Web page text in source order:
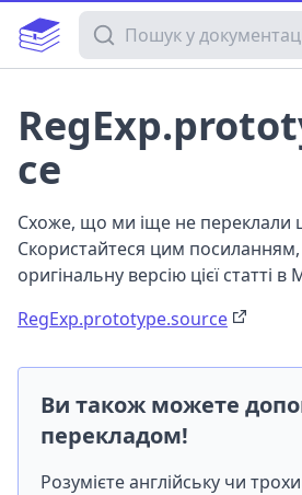
Пошук у документації
ce
Схоже, що ми іще не переклали
Скористайтеся цим
оригінальну версію цієї статті в
RegExp.prototype.source
Ви також можете
перекладом!
Розумієте англійську чи